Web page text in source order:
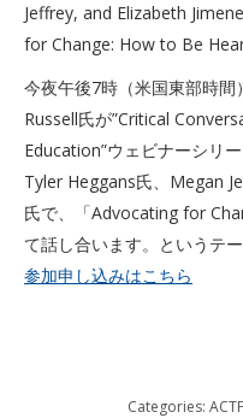
Jeffrey, and Elizabeth
for Change: How to Be
今夜午後7時（米国東部時
Russell氏が”Critical
Education”ウェビナーシリ
Tyler Heggans氏、Megan
氏で、「Advocating for
て話し合います。というテ
参加申し込みはこちら
Categories: